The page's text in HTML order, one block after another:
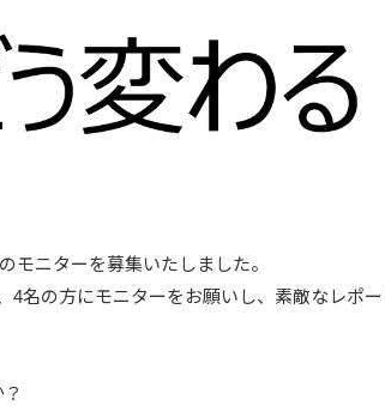
モニターを募集いたしました。
4名の方にモニターをお願いし、素敵なレポ